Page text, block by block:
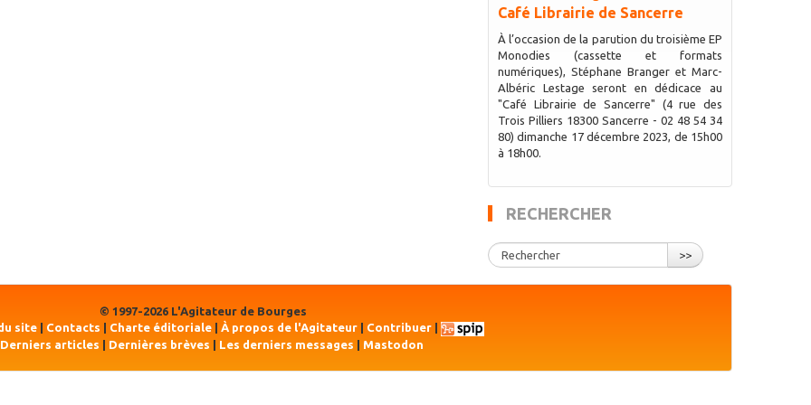
Café Librairie de Sancerre
À l’occasion de la parution du troisième EP
Monodies (cassette et formats
numériques), Stéphane Branger et Marc-
Albéric Lestage seront en dédicace au
"Café Librairie de Sancerre" (4 rue des
Trois Pilliers 18300 Sancerre - 02 48 54 34
80) dimanche 17 décembre 2023, de 15h00
à 18h00.
RECHERCHER
>>
© 1997-2026 L'Agitateur de Bourges
site Contacts Charte éditoriale À propos de l'Agitateur Contribuer
Derniers articles | Dernières brèves | Les derniers messages | Mastodon